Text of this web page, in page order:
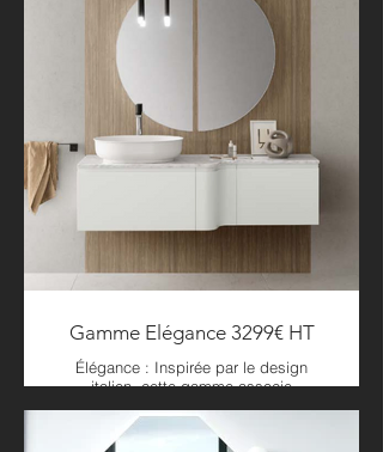
Le prix de cette composition "Luxor
- Meuble 100cm coloris chêne naturel
- Colonne de 140 cm coloris chêne
- Vasque céramique 100cm
- Miroir digital LED & anti buée de
100cm. Bluetooth intégré avec 2 haut
En savoir plus sur la collection :
Gamme Elégance 3299€ HT
Élégance : Inspirée par le design
italien, cette gamme associe
qualité pour une salle de bain chic et
moderne.